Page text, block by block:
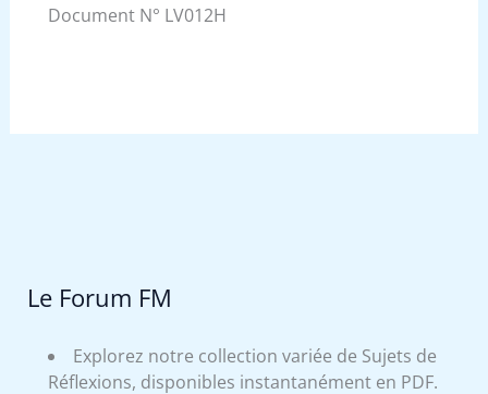
Document N° LV012H
Le Forum FM
Explorez notre collection variée de Sujets de
Réflexions, disponibles instantanément en PDF.